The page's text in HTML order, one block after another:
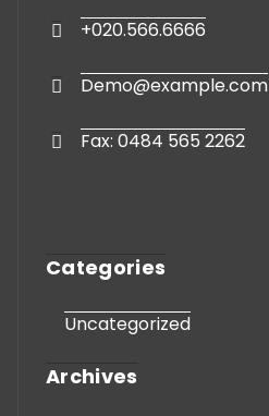
+020.566.6666
Demo@example.com
Fax: 0484 565 2262
Categories
Uncategorized
Archives